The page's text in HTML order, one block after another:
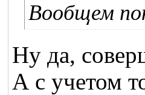
Вообщем
Ну да,
А с учетом